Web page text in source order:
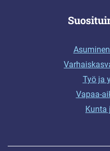
Työ ja
Vapaa-
Kunta